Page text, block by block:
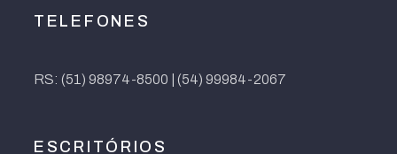
TELEFONES
RS: (51) 98974-8500 | (54) 99984-2067
ESCRITÓRIOS